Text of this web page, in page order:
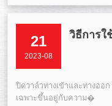
21
2023-08
วิธีการใ
ปิดวาล์วทางเข้าและทางออ
เฉพาะขึ้นอยู่กับความ�